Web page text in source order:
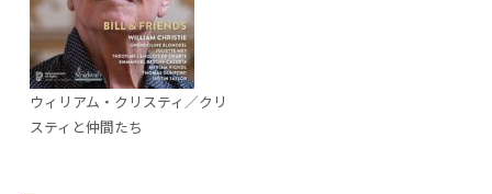
ウィリアム・クリスティ／クリ
スティと仲間たち